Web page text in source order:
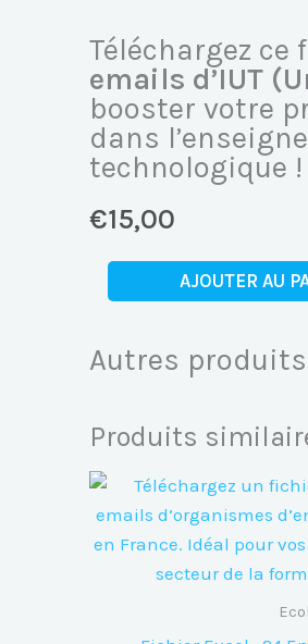
Téléchargez
emails d’IUT
booster votre
dans
technologique !
€15,00
de
Excel
Emails
d’IUT
(Instituts
Universitaires
AJOUTER AU
Autres produits
Produits